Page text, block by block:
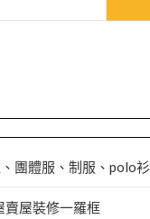
團體服、制服、polo衫
賣屋裝修一羅框